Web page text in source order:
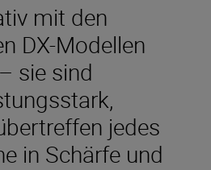
mit den
DX-Modellen
sie sind
jedes
in Schärfe und